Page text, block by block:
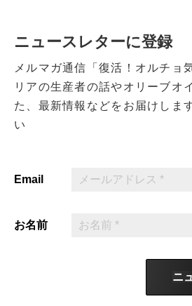
ニュースレターに登録
メルマガ通信「復活！オルチョ
リアの生産者の話やオリーブオ
た、最新情報などをお届けしま
い
Email
お名前
ニ